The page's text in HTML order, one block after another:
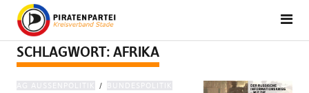
SCHLAGWORT: AFRIKA
AG AUSSENPOLITIK BUNDESPOLITIK